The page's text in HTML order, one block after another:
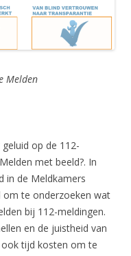
Melden
geluid op de 112-
met beeld?. In
in de Meldkamers
te onderzoeken wat
bij 112-meldingen.
en de juistheid van
tijd kosten om te